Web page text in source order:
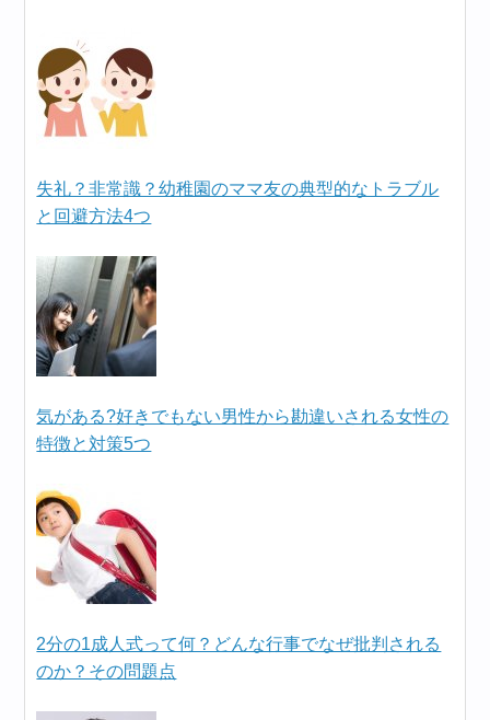
失礼？非常識？幼稚園のママ友の典型的なトラブル
と回避方法4つ
気がある?好きでもない男性から勘違いされる女性の
特徴と対策5つ
2分の1成人式って何？どんな行事でなぜ批判される
のか？その問題点